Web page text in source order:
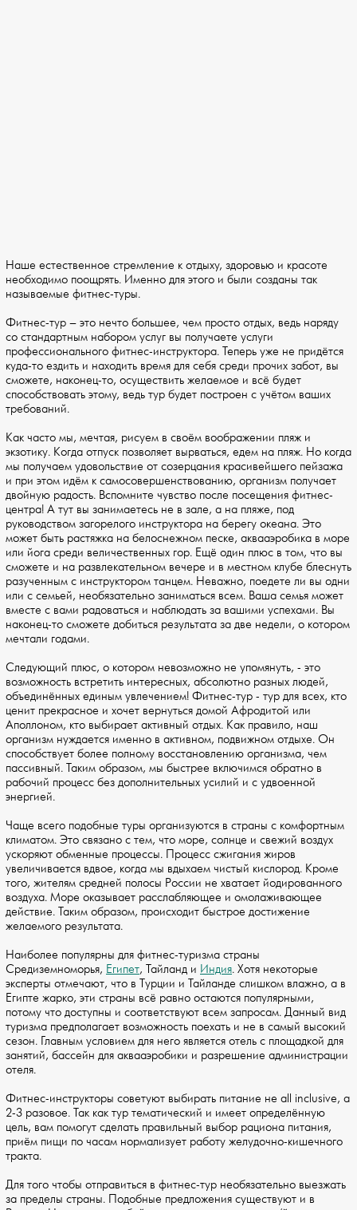
Наше естественное стремление к отдыху, здоровью и красоте
необходимо поощрять. Именно для этого и были созданы так
называемые фитнес-туры.
Фитнес-тур – это нечто большее, чем просто отдых, ведь наряду
со стандартным набором услуг вы получаете услуги
профессионального фитнес-инструктора. Теперь уже не придётся
куда-то ездить и находить время для себя среди прочих забот, вы
сможете, наконец-то, осуществить желаемое и всё будет
способствовать этому, ведь тур будет построен с учётом ваших
требований.
Как часто мы, мечтая, рисуем в своём воображении пляж и
экзотику. Когда отпуск позволяет вырваться, едем на пляж. Но когда
мы получаем удовольствие от созерцания красивейшего пейзажа
и при этом идём к самосовершенствованию, организм получает
двойную радость. Вспомните чувство после посещения фитнес-
центра! А тут вы занимаетесь не в зале, а на пляже, под
руководством загорелого инструктора на берегу океана. Это
может быть растяжка на белоснежном песке, аквааэробика в море
или йога среди величественных гор. Ещё один плюс в том, что вы
сможете и на развлекательном вечере и в местном клубе блеснуть
разученным с инструктором танцем. Неважно, поедете ли вы одни
или с семьей, необязательно заниматься всем. Ваша семья может
вместе с вами радоваться и наблюдать за вашими успехами. Вы
наконец-то сможете добиться результата за две недели, о котором
мечтали годами.
Следующий плюс, о котором невозможно не упомянуть, - это
возможность встретить интересных, абсолютно разных людей,
объединённых единым увлечением! Фитнес-тур - тур для всех, кто
ценит прекрасное и хочет вернуться домой Афродитой или
Аполлоном, кто выбирает активный отдых. Как правило, наш
организм нуждается именно в активном, подвижном отдыхе. Он
способствует более полному восстановлению организма, чем
пассивный. Таким образом, мы быстрее включимся обратно в
рабочий процесс без дополнительных усилий и с удвоенной
энергией.
Чаще всего подобные туры организуются в страны с комфортным
климатом. Это связано с тем, что море, солнце и свежий воздух
ускоряют обменные процессы. Процесс сжигания жиров
увеличивается вдвое, когда мы вдыхаем чистый кислород. Кроме
того, жителям средней полосы России не хватает йодированного
воздуха. Море оказывает расслабляющее и омолаживающее
действие. Таким образом, происходит быстрое достижение
желаемого результата.
Наиболее популярны для фитнес-туризма страны
Средиземноморья, Египет, Тайланд и Индия. Хотя некоторые
эксперты отмечают, что в Турции и Тайланде слишком влажно, а в
Египте жарко, эти страны всё равно остаются популярными,
потому что доступны и соответствуют всем запросам. Данный вид
туризма предполагает возможность поехать и не в самый высокий
сезон. Главным условием для него является отель с площадкой для
занятий, бассейн для аквааэробики и разрешение администрации
отеля.
Фитнес-инструкторы советуют выбирать питание не all inclusive, а
2-3 разовое. Так как тур тематический и имеет определённую
цель, вам помогут сделать правильный выбор рациона питания,
приём пищи по часам нормализует работу желудочно-кишечного
тракта.
Для того чтобы отправиться в фитнес-тур необязательно выезжать
за пределы страны. Подобные предложения существуют и в